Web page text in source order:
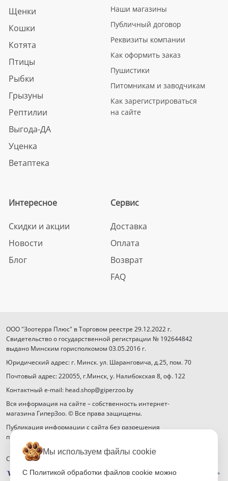
Щенки
Кошки
Котята
Птицы
Рыбки
Грызуны
Рептилии
Выгода-ДА
Уценка
Ветаптека
Наши магазины
Публичный договор
Реквизиты компании
Как оформить заказ
Пушистики
Питомникам и заводчикам
Как зарегистрироваться
на сайте
Интересное
Скидки и акции
Новости
Блог
Сервис
Доставка
Оплата
Возврат
FAQ
ООО "Зоотерра Плюс" в Торговом реестре 29.12.2022 г.
Свидетельство о государственной регистрации № 192644842
выдано Минским горисполкомом 03.05.2016 г.
Юридический адрес: г. Минск. ул. Шаранговича, д.25, пом. 70
Почтовый адрес: 220055, г.Минск, у. Налибокская 8, оф. 122
Контактный e-mail: head.shop@giperzoo.by
Вся информация на сайте – собственность интернет-
магазина ГиперЗоо. © Все права защищены.
Публикация информации с сайта без разрешения
правообладателя запрещена.
Способы оплаты
Мы используем файлы cookie
С Политикой обработки файлов cookie можно